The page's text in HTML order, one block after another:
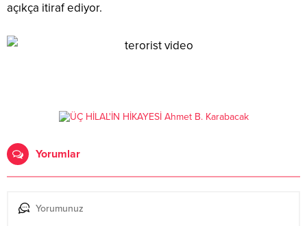
açıkça itiraf ediyor.
Yorumlar